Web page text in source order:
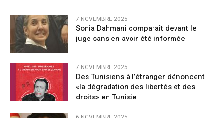
7 NOVEMBRE 2025
Sonia Dahmani comparaît devant le
juge sans en avoir été informée
7 NOVEMBRE 2025
Des Tunisiens à l’étranger dénoncent
«la dégradation des libertés et des
droits» en Tunisie